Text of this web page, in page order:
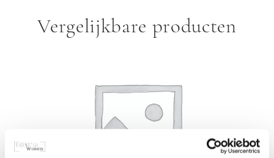
Vergelijkbare producten